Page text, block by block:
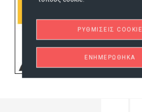
ΡΥΘΜΊΣΕΙΣ COOKIE
ΕΝΗΜΕΡΏΘΗΚΑ